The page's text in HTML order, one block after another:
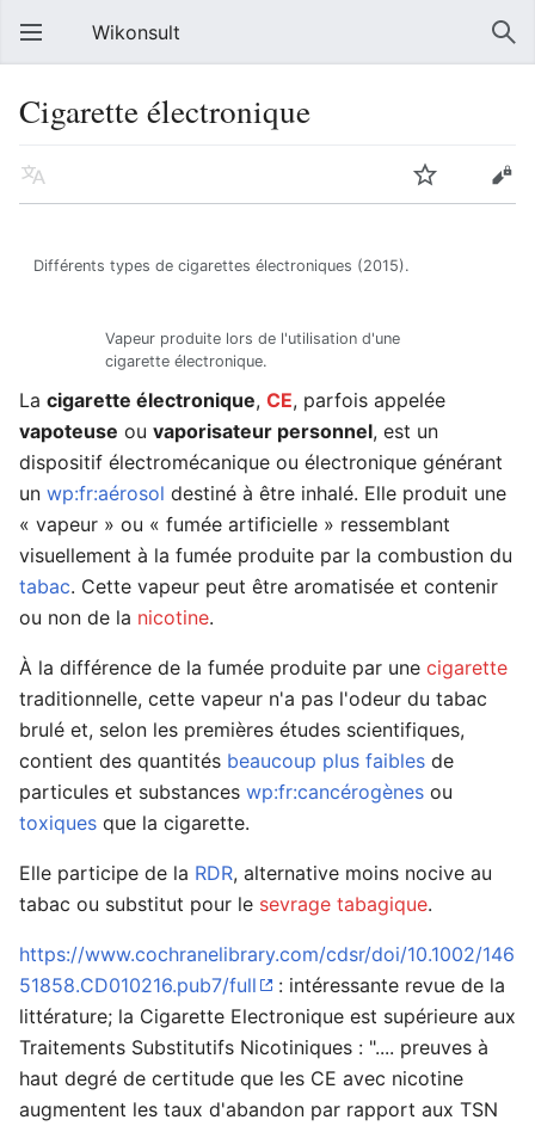
Wikonsult
Cigarette électronique
Lire Suivre
Différents types de cigarettes électroniques (2015).
Vapeur produite lors de l'utilisation d'une
cigarette électronique.
La cigarette électronique, CE, parfois appelée
vapoteuse ou vaporisateur personnel, est un
dispositif électromécanique ou électronique générant
un wp:fr:aérosol destiné à être inhalé. Elle produit une
« vapeur » ou « fumée artificielle » ressemblant
visuellement à la fumée produite par la combustion du
tabac. Cette vapeur peut être aromatisée et contenir
ou non de la nicotine.
À la différence de la fumée produite par une cigarette
traditionnelle, cette vapeur n'a pas l'odeur du tabac
brulé et, selon les premières études scientifiques,
contient des quantités beaucoup plus faibles de
particules et substances wp:fr:cancérogènes ou
toxiques que la cigarette.
Elle participe de la RDR, alternative moins nocive au
tabac ou substitut pour le sevrage tabagique.
https://www.cochranelibrary.com/cdsr/doi/10.1002/146
51858.CD010216.pub7/full
: intéressante revue de la
littérature; la Cigarette Electronique est supérieure aux
Traitements Substitutifs Nicotiniques : ".... preuves à
haut degré de certitude que les CE avec nicotine
augmentent les taux d'abandon par rapport aux TSN